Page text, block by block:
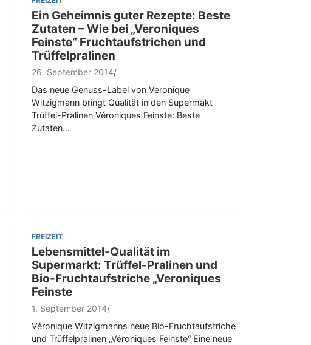
Ein Geheimnis guter Rezepte: Beste
Zutaten – Wie bei „Veroniques
Feinste“ Fruchtaufstrichen und
Trüffelpralinen
26. September 2014
Das neue Genuss-Label von Veronique
Witzigmann bringt Qualität in den Supermakt
Trüffel-Pralinen Véroniques Feinste: Beste
Zutaten…
FREIZEIT
Lebensmittel-Qualität im
Supermarkt: Trüffel-Pralinen und
Bio-Fruchtaufstriche „Veroniques
Feinste
1. September 2014
Véronique Witzigmanns neue Bio-Fruchtaufstriche
und Trüffelpralinen „Véroniques Feinste“ Eine neue